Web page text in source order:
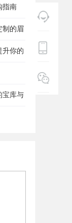
指南
制的眉
淡颜系
你的
宝库与